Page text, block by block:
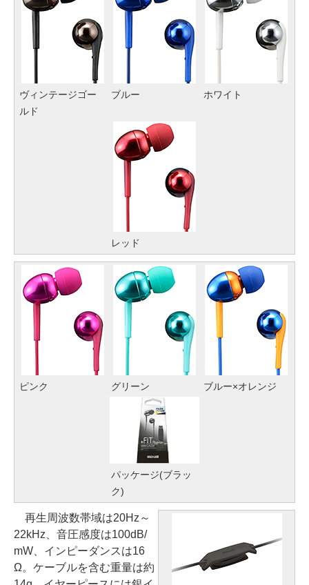
ヴィンテージゴー
ルド
ブルー ホワイト
レッド
ピンク グリーン ブルー×オレンジ
パッケージ(ブラッ
ク)
再生周波数帯域は20Hz～
22kHz、音圧感度は100dB/
mW、インピーダンスは16
Ω。ケーブルを含む重量は約